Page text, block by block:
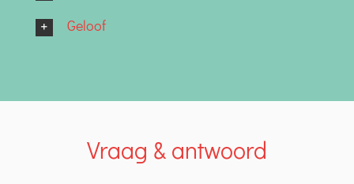
Geloof
Vraag & antwoord